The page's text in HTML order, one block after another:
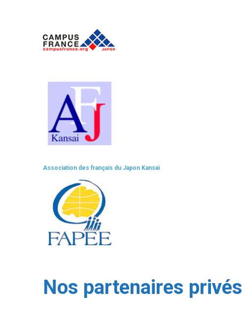
Association des français du Japon Kansai
Nos partenaires privés